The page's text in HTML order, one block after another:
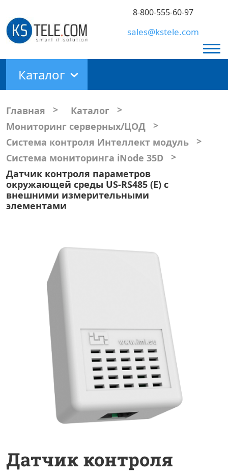
8-800-555-60-97
sales@kstele.com
Каталог
Главная > Каталог
>
Мониторинг серверных/ЦОД
>
Система контроля Интеллект модуль
>
Система мониторинга iNode 35D
>
Датчик контроля параметров
окружающей среды US-RS485 (E) с
внешними измерительными
элементами
Датчик контроля